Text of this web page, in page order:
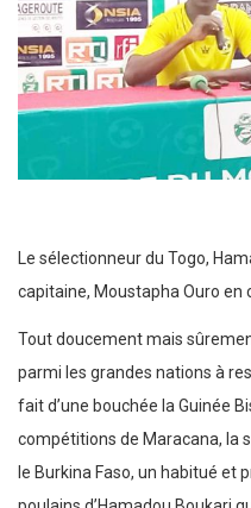
Le sélectionneur du Togo,
capitaine, Moustapha Ouro en
Tout doucement mais
parmi les grandes nations à
fait d’une bouchée la Guinée
compétitions de Maracana, la
le Burkina Faso, un habitué et